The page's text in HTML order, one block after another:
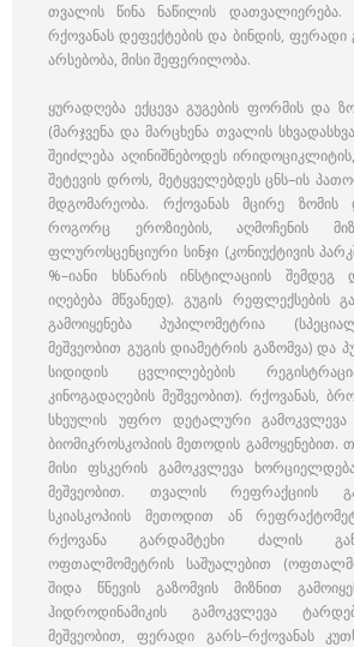
თვალის წინა ნაწილის დათვალიერება.
რქოვანას დეფექტების და ბინდის, ფერადი
არსებობა, მისი შეფერილობა.
ყურადღება ექცევა გუგების ფორმის და
(მარჯვენა და მარცხენა თვალის
შეიძლება აღინიშნებოდეს
შეტევის დროს, მეტყველებდეს ცნს–ის
მდგომარეობა. რქოვანას მცირე ზომის
როგორც ეროზიების, აღმოჩენის
ფლუროსცენციური სინჯი (კონიუქტივის
%–იანი ხსნარის ინსტილაციის
იღებება მწვანედ). გუგის რეფლექსების
გამოიყენება პუპილომეტრია
მეშვეობით გუგის დიამეტრის გაზომვა) და
სიდიდის ცვლილებების
კინოგადაღების მეშვეობით). რქოვანას,
სხეულის უფრო დეტალური
ბიომიკროსკოპიის მეთოდის გამოყენებით.
მისი ფსკერის გამოკვლევა
მეშვეობით. თვალის რეფრაქციის
სკიასკოპიის მეთოდით ან
რქოვანა გარდამტეხი ძალის
ოფთალმომეტრის საშუალებით
შიდა წნევის გაზომვის მიზნით
ჰიდროდინამიკის გამოკვლევა
მეშვეობით, ფერადი გარს–რქოვანას